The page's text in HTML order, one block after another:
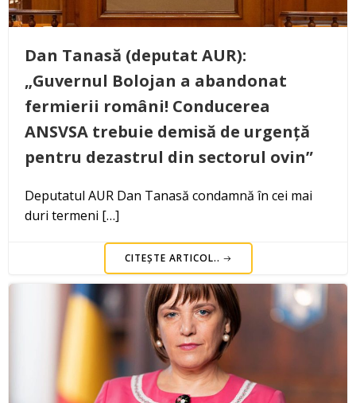
Dan Tanasă (deputat AUR):
„Guvernul Bolojan a abandonat
fermierii români! Conducerea
ANSVSA trebuie demisă de urgență
pentru dezastrul din sectorul ovin”
Deputatul AUR Dan Tanasă condamnă în cei mai
duri termeni […]
CITEȘTE ARTICOL..